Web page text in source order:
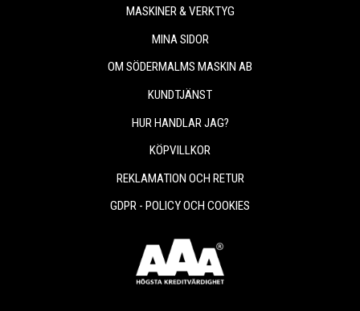
MASKINER & VERKTYG
MINA SIDOR
OM SÖDERMALMS MASKIN AB
KUNDTJÄNST
HUR HANDLAR JAG?
KÖPVILLKOR
REKLAMATION OCH RETUR
GDPR - POLICY OCH COOKIES